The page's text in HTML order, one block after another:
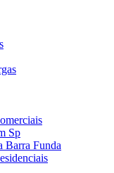
Sp
Barra Funda